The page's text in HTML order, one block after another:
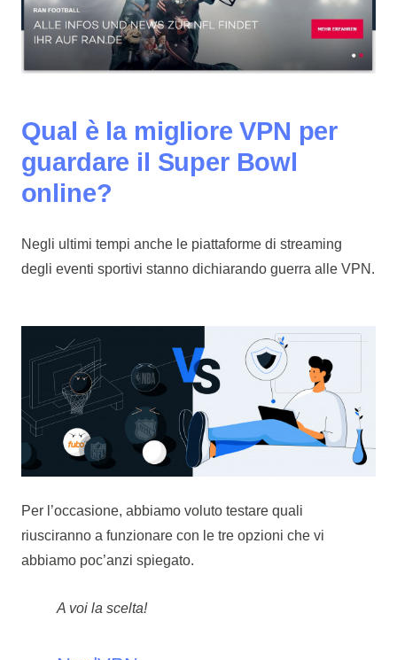
Qual è la migliore VPN per
guardare il Super Bowl
online?
Negli ultimi tempi anche le piattaforme di streaming
degli eventi sportivi stanno dichiarando guerra alle VPN.
Per l’occasione, abbiamo voluto testare quali
riusciranno a funzionare con le tre opzioni che vi
abbiamo poc’anzi spiegato.
A voi la scelta!